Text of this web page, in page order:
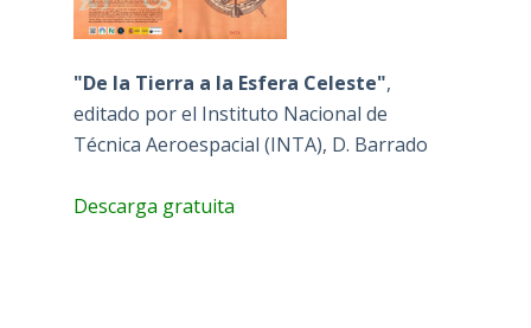
"De la Tierra a la Esfera Celeste",
editado por el Instituto Nacional de
Técnica Aeroespacial (INTA), D. Barrado
Descarga gratuita